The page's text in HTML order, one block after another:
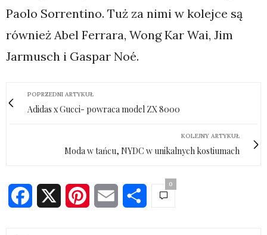
Paolo Sorrentino. Tuż za nimi w kolejce są
również Abel Ferrara, Wong Kar Wai, Jim
Jarmusch i Gaspar Noé.
POPRZEDNI ARTYKUŁ
Adidas x Gucci- powraca model ZX 8000
KOLEJNY ARTYKUŁ
Moda w tańcu, NYDC w unikalnych kostiumach
Facebook PinterestEmail Share
0